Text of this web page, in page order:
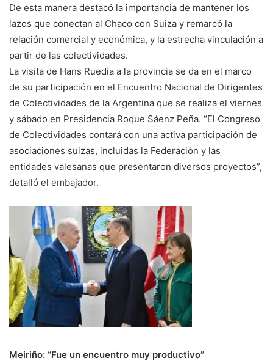
De esta manera destacó la importancia de mantener los
lazos que conectan al Chaco con Suiza y remarcó la
relación comercial y económica, y la estrecha vinculación a
partir de las colectividades.
La visita de Hans Ruedia a la provincia se da en el marco
de su participación en el Encuentro Nacional de Dirigentes
de Colectividades de la Argentina que se realiza el viernes
y sábado en Presidencia Roque Sáenz Peña. “El Congreso
de Colectividades contará con una activa participación de
asociaciones suizas, incluidas la Federación y las
entidades valesanas que presentaron diversos proyectos”,
detalló el embajador.
Meiriño: “Fue un encuentro muy productivo”